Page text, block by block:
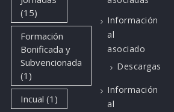
(15)
Formación
Bonificada y
Subvencionada
(1)
Incual (1)
Información
al
asociado
Descargas
Información
al